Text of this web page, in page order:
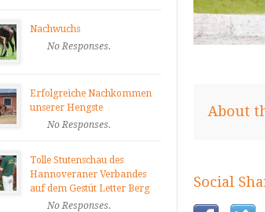
About
Social
Nachwuchs
No Responses.
Erfolgreiche Nachkommen
unserer Hengste
No Responses.
Tolle Stutenschau des
Hannoveraner Verbandes
auf dem Gestüt Letter Berg
No Responses.